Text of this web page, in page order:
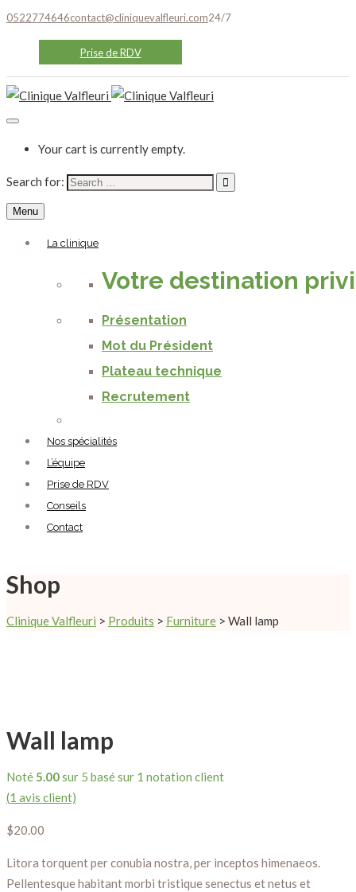
0522774646contact@cliniquevalfleuri.com24/7
Prise de RDV
Your cart is currently empty.
Search for:
Menu
La clinique
Votre destination
Présentation
Mot du Président
Plateau technique
Recrutement
Nos spécialités
L’équipe
Prise de RDV
Conseils
Contact
Shop
Clinique Valfleuri > Produits > Furniture > Wall lamp
Wall lamp
Noté 5.00sur 5 basé sur 1 notation client
(1 avis client)
$20.00
Litora torquent per conubia nostra, per inceptos himenaeos.
Pellentesque habitant morbi tristique senectus et netus et